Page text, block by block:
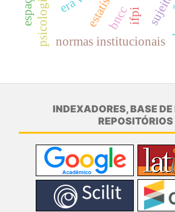
normas institucionais
sujeito
bnccifpi
INDEXADORES, BASE DE
REPOSITÓRIOS